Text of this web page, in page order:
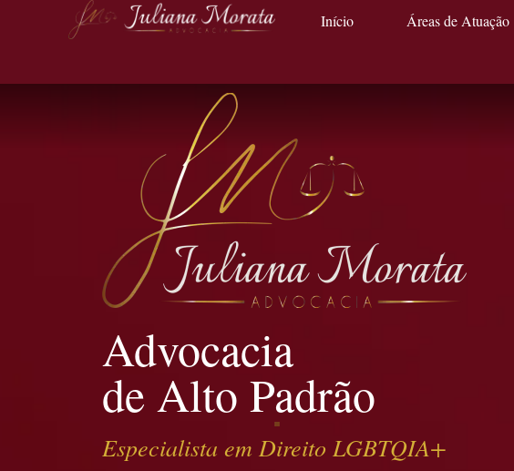
Início Áreas de Atuação
Advocacia
de Alto Padrão
Especialista em Direito LGBTQIA+